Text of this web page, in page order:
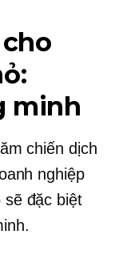
minh
chiến dịch
nghiệp
sẽ đặc biệt